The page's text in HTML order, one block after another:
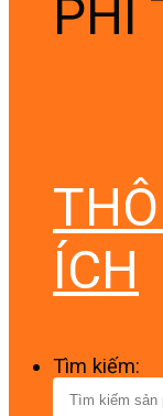
PHÍ
ÍCH
Tìm kiếm: